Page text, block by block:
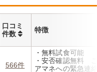
口コミ
件数
特徴
566件
・無料試食可能
・安否確認無料 ご
アマネへの緊急連絡